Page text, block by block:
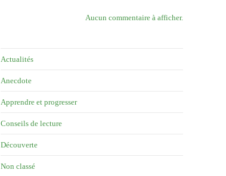
Aucun commentaire à afficher.
Actualités
Anecdote
Apprendre et progresser
Conseils de lecture
Découverte
Non classé